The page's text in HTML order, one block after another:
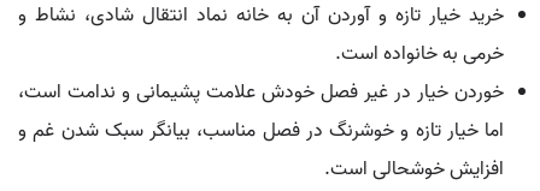
خرید خیار تازه و آوردن آن به خانه نماد انتقال شادی، نشاط و
خرمی به خانواده است.
خوردن خیار در غیر فصل خودش علامت پشیمانی و ندامت است،
اما خیار تازه و خوشرنگ در فصل مناسب، بیانگر سبک شدن غم و
افزایش خوشحالی است.